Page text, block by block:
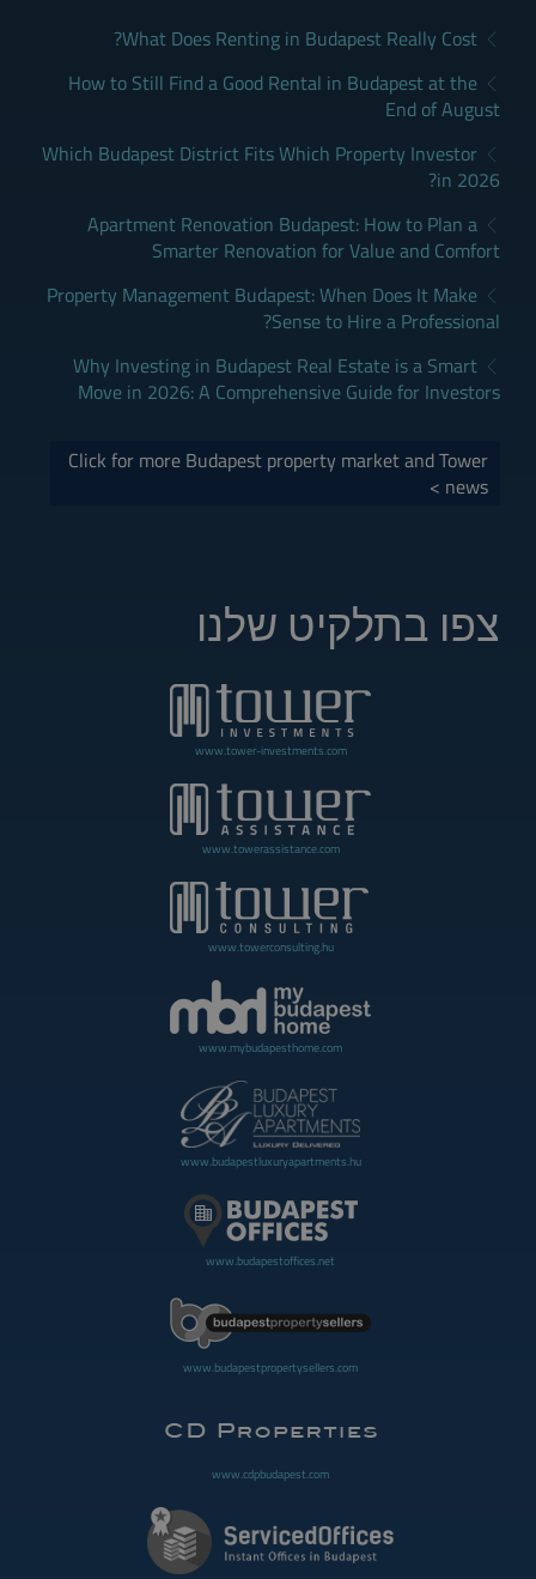
What Does Renting in Budapest Really Cost?
How to Still Find a Good Rental in Budapest at the
End of August
Which Budapest District Fits Which Property Investor
in 2026?
Apartment Renovation Budapest: How to Plan a
Smarter Renovation for Value and Comfort
Property Management Budapest: When Does It Make
Sense to Hire a Professional?
Why Investing in Budapest Real Estate is a Smart
Move in 2026: A Comprehensive Guide for Investors
Click for more Budapest property market and Tower
news >
צפו בתלקיט שלנו
www.tower-investments.com
www.towerassistance.com
www.towerconsulting.hu
www.mybudapesthome.com
www.budapestluxuryapartments.hu
www.budapestoffices.net
www.budapestpropertysellers.com
www.cdpbudapest.com